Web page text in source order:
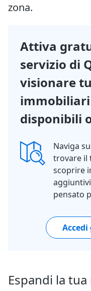
zona.
Attiva
servizio di
visionare
disponibili
Naviga
trovare il
scoprire
pensato
Espandi la